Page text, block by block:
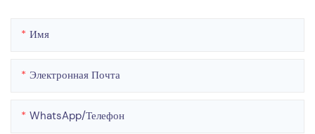
Имя
Электронная Почта
WhatsApp/телефон